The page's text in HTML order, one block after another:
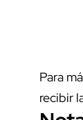
Para
recibir